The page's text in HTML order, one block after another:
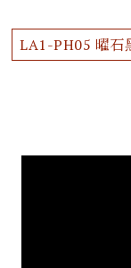
LA1-PH05 曜石